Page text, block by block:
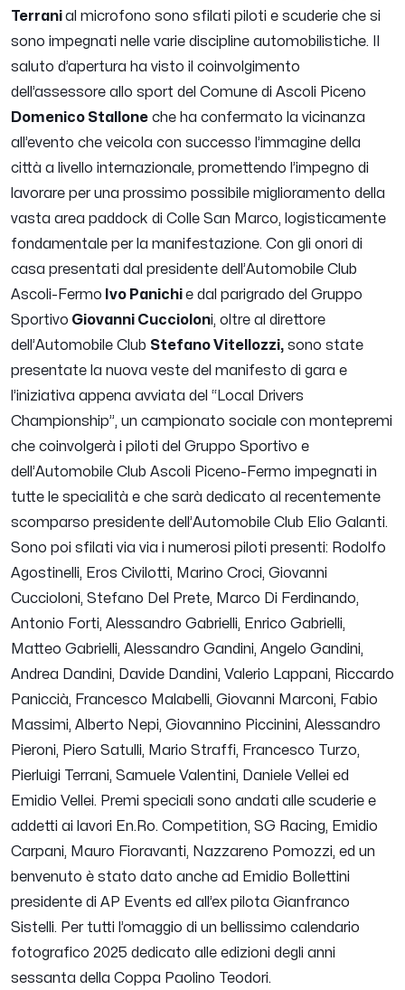
Terranial microfono sono sfilati piloti e scuderie che si
sono impegnati nelle varie discipline automobilistiche. Il
saluto d’apertura ha visto il coinvolgimento
dell’assessore allo sport del Comune di Ascoli Piceno
Domenico Stallone che ha confermato la vicinanza
all’evento che veicola con successo l’immagine della
città a livello internazionale, promettendo l’impegno di
lavorare per una prossimo possibile miglioramento della
vasta area paddock di Colle San Marco, logisticamente
fondamentale per la manifestazione. Con gli onori di
casa presentati dal presidente dell’Automobile Club
Ascoli-Fermo Ivo Panichie dal parigrado del Gruppo
Sportivo Giovanni Cuccioloni, oltre al direttore
dell’Automobile Club Stefano Vitellozzi, sono state
presentate la nuova veste del manifesto di gara e
l’iniziativa appena avviata del “Local Drivers
Championship”, un campionato sociale con montepremi
che coinvolgerà i piloti del Gruppo Sportivo e
dell’Automobile Club Ascoli Piceno-Fermo impegnati in
tutte le specialità e che sarà dedicato al recentemente
scomparso presidente dell’Automobile Club Elio Galanti.
Sono poi sfilati via via i numerosi piloti presenti: Rodolfo
Agostinelli, Eros Civilotti, Marino Croci, Giovanni
Cuccioloni, Stefano Del Prete, Marco Di Ferdinando,
Antonio Forti, Alessandro Gabrielli, Enrico Gabrielli,
Matteo Gabrielli, Alessandro Gandini, Angelo Gandini,
Andrea Dandini, Davide Dandini, Valerio Lappani, Riccardo
Paniccià, Francesco Malabelli, Giovanni Marconi, Fabio
Massimi, Alberto Nepi, Giovannino Piccinini, Alessandro
Pieroni, Piero Satulli, Mario Straffi, Francesco Turzo,
Pierluigi Terrani, Samuele Valentini, Daniele Vellei ed
Emidio Vellei. Premi speciali sono andati alle scuderie e
addetti ai lavori En.Ro. Competition, SG Racing, Emidio
Carpani, Mauro Fioravanti, Nazzareno Pomozzi, ed un
benvenuto è stato dato anche ad Emidio Bollettini
presidente di AP Events ed all’ex pilota Gianfranco
Sistelli. Per tutti l’omaggio di un bellissimo calendario
fotografico 2025 dedicato alle edizioni degli anni
sessanta della Coppa Paolino Teodori.